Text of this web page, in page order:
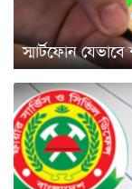
স্মার্টফোন